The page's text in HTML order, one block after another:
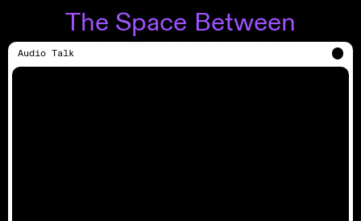
The Space Between
Audio Talk